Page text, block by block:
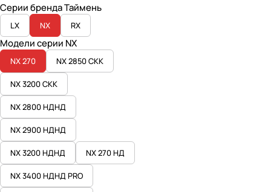
Серии бренда Таймень
LX NX RX
Модели серии NX
NX 270 NX 2850 СКК
NX 3200 СКК
NX 2800 НДНД
NX 2900 НДНД
NX 3200 НДНД NX 270 НД
NX 3400 НДНД PRO